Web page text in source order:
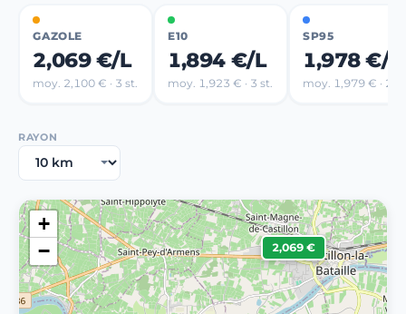
GAZOLE
2,069 €/L
moy. 2,100 € · 3 st.
E10
1,894 €/L
moy. 1,923 € · 3 st.
SP95
1,978 €/L
moy. 1,979 € · 2
RAYON
2,069 €
+
−